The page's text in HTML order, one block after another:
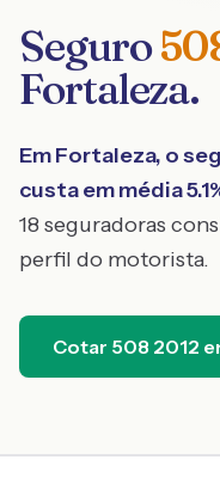
Seguro
Fortaleza.
EmFortaleza, o
custa em média5.1
18 seguradoras
perfil do motorista.
Cotar 508 2012